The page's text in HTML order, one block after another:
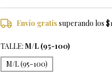
Envío gratis superando los
TALLE: M/L (95-100)
M/L (95-100)